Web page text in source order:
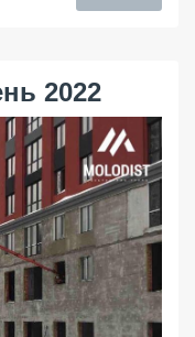
2022